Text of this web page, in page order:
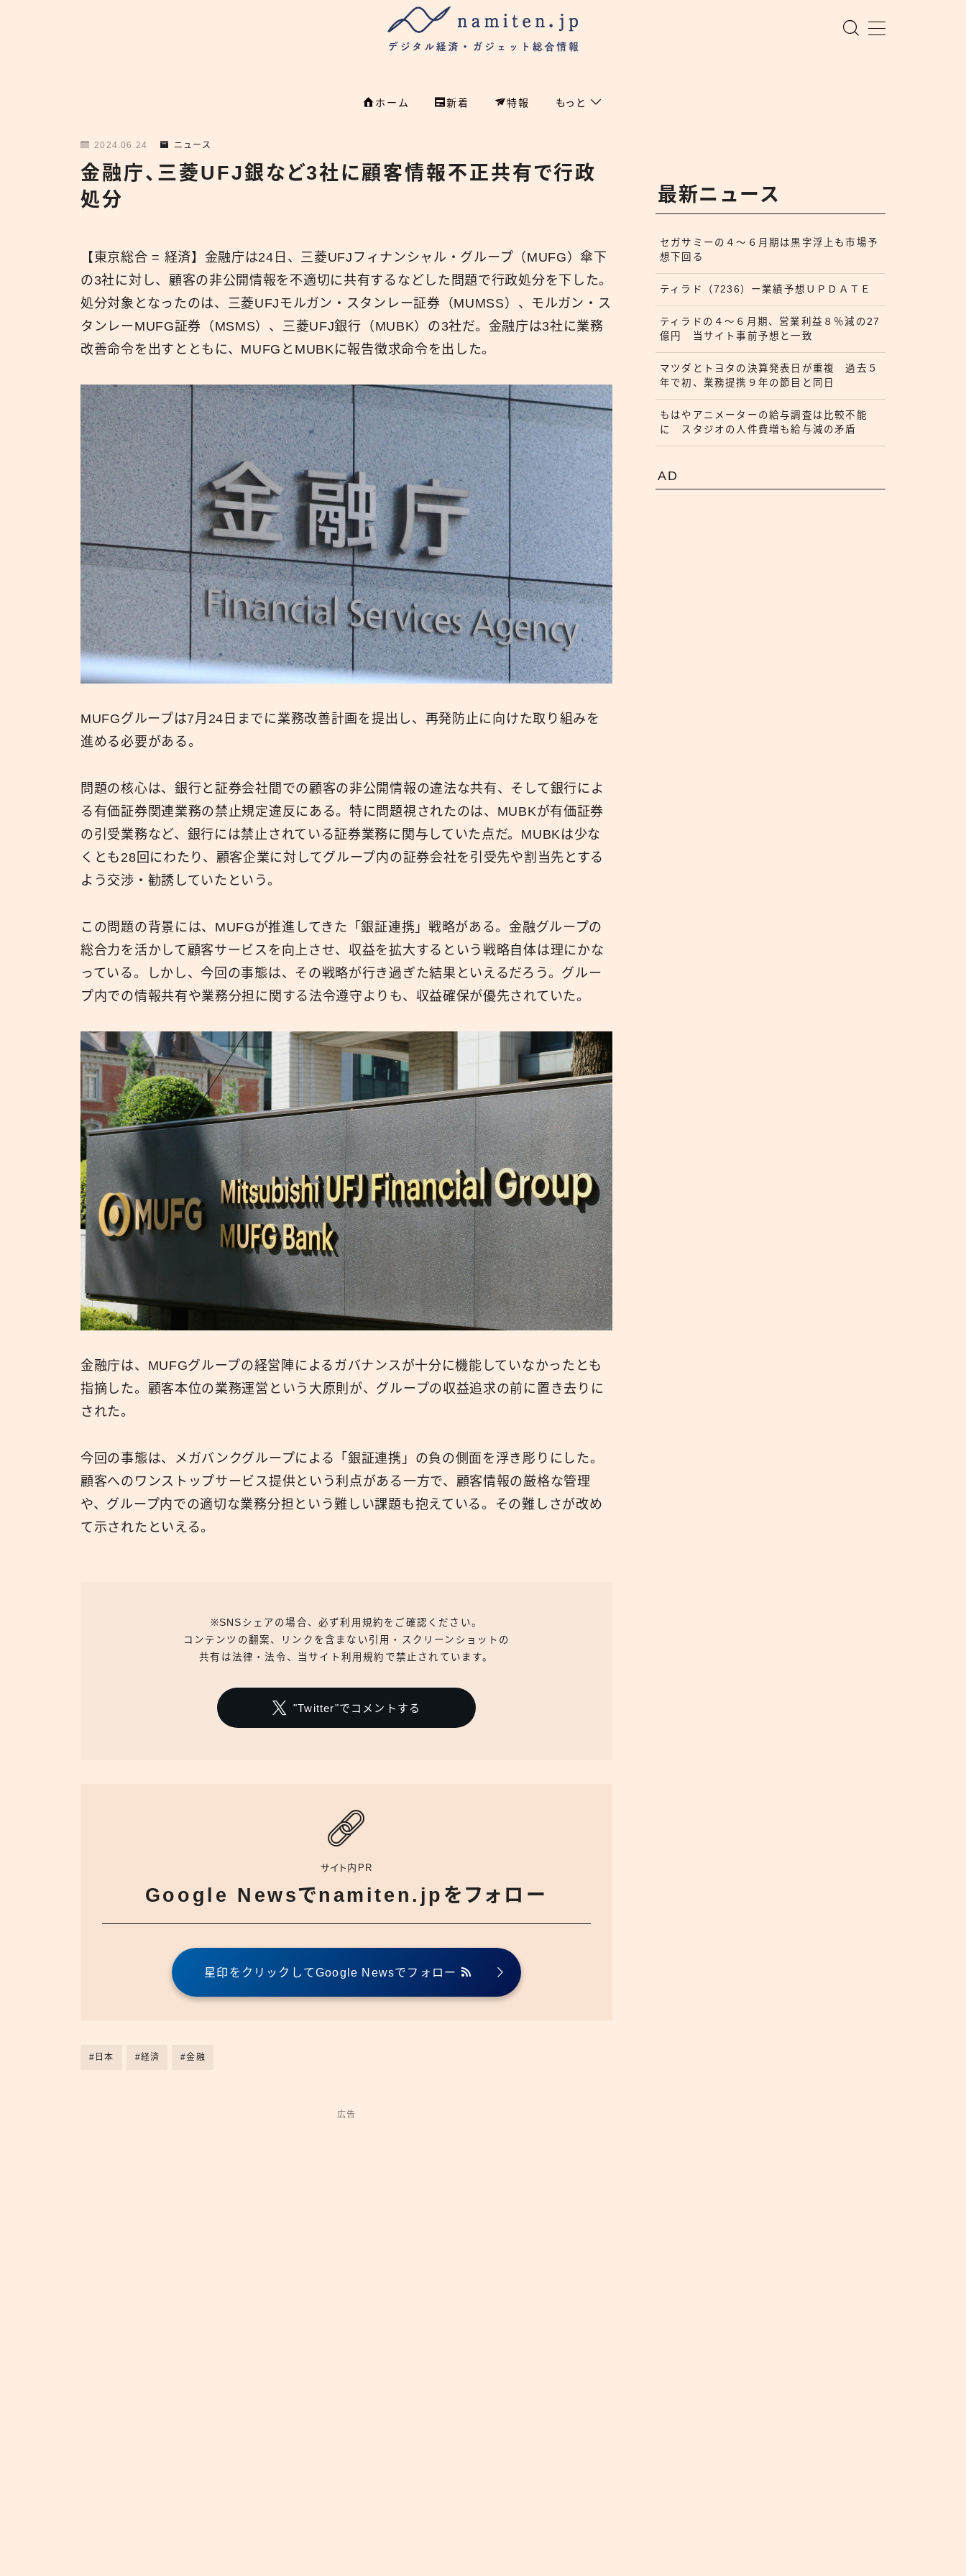
ホーム 新着 特報 もっと
特集
経済
国内
危機管理
広報
特集
2024.06.24 ニュース
金融庁、三菱UFJ銀など3社に顧客情報不正共有で行政
処分
【東京総合 = 経済】金融庁は24日、三菱UFJフィナンシャル・グループ（MUFG）傘下
の3社に対し、顧客の非公開情報を不適切に共有するなどした問題で行政処分を下した。
処分対象となったのは、三菱UFJモルガン・スタンレー証券（MUMSS）、モルガン・ス
タンレーMUFG証券（MSMS）、三菱UFJ銀行（MUBK）の3社だ。金融庁は3社に業務
改善命令を出すとともに、MUFGとMUBKに報告徴求命令を出した。
MUFGグループは7月24日までに業務改善計画を提出し、再発防止に向けた取り組みを
進める必要がある。
問題の核心は、銀行と証券会社間での顧客の非公開情報の違法な共有、そして銀行によ
る有価証券関連業務の禁止規定違反にある。特に問題視されたのは、MUBKが有価証券
の引受業務など、銀行には禁止されている証券業務に関与していた点だ。MUBKは少な
くとも28回にわたり、顧客企業に対してグループ内の証券会社を引受先や割当先とする
よう交渉・勧誘していたという。
この問題の背景には、MUFGが推進してきた「銀証連携」戦略がある。金融グループの
総合力を活かして顧客サービスを向上させ、収益を拡大するという戦略自体は理にかな
っている。しかし、今回の事態は、その戦略が行き過ぎた結果といえるだろう。グルー
プ内での情報共有や業務分担に関する法令遵守よりも、収益確保が優先されていた。
金融庁は、MUFGグループの経営陣によるガバナンスが十分に機能していなかったとも
指摘した。顧客本位の業務運営という大原則が、グループの収益追求の前に置き去りに
された。
今回の事態は、メガバンクグループによる「銀証連携」の負の側面を浮き彫りにした。
顧客へのワンストップサービス提供という利点がある一方で、顧客情報の厳格な管理
や、グループ内での適切な業務分担という難しい課題も抱えている。その難しさが改め
て示されたといえる。
※SNSシェアの場合、必ず利用規約をご確認ください。
コンテンツの翻案、リンクを含まない引用・スクリーンショットの
共有は法律・法令、当サイト利用規約で禁止されています。
"Twitter"でコメントする
サイト内PR
Google Newsでnamiten.jpをフォロー
星印をクリックしてGoogle Newsでフォロー
#日本 #経済 #金融
広告
最新ニュース
セガサミーの４〜６月期は黒字浮上も市場予
想下回る
ティラド（7236）ー業績予想ＵＰＤＡＴＥ
ティラドの４〜６月期、営業利益８％減の27
億円 当サイト事前予想と一致
マツダとトヨタの決算発表日が重複 過去５
年で初、業務提携９年の節目と同日
もはやアニメーターの給与調査は比較不能
に スタジオの人件費増も給与減の矛盾
AD